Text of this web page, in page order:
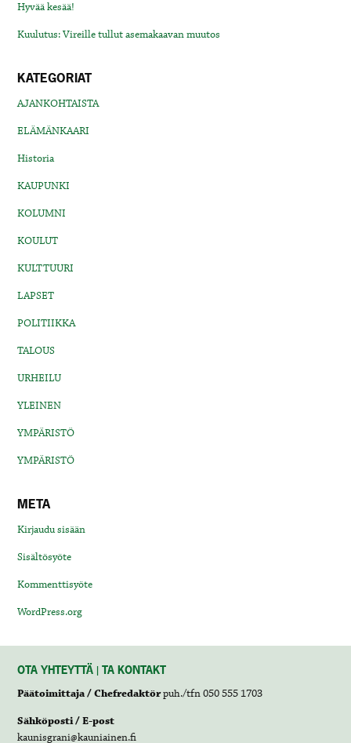
Hyvää kesää!
Kuulutus: Vireille tullut asemakaavan muutos
KATEGORIAT
AJANKOHTAISTA
ELÄMÄNKAARI
Historia
KAUPUNKI
KOLUMNI
KOULUT
KULTTUURI
LAPSET
POLITIIKKA
TALOUS
URHEILU
YLEINEN
YMPÄRISTÖ
YMPÄRISTÖ
META
Kirjaudu sisään
Sisältösyöte
Kommenttisyöte
WordPress.org
OTA YHTEYTTÄ | TA KONTAKT
Päätoimittaja / Chefredaktörpuh./tfn 050 555 1703
Sähköposti / E-post
kaunisgrani@kauniainen.fi